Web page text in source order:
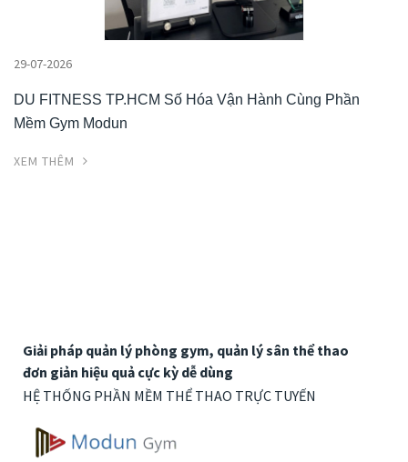
29-07-2026
DU FITNESS TP.HCM Số Hóa Vận Hành Cùng Phần
Mềm Gym Modun
XEM THÊM
Giải pháp quản lý phòng gym, quản lý sân thể thao
đơn giản hiệu quả cực kỳ dễ dùng
HỆ THỐNG PHẦN MỀM THỂ THAO TRỰC TUYẾN